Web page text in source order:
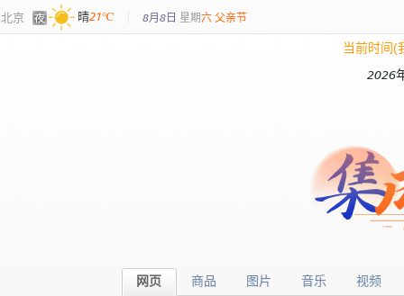
北京 晴21℃ 8月8日 星期六 父亲节
当前时间(
2026
网页
网页 商品
商品 图片
图片 音乐
音乐 视频
视频